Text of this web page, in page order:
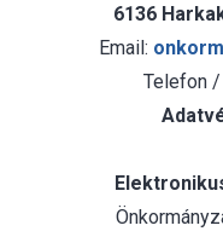
6136
Email:
Telefon /